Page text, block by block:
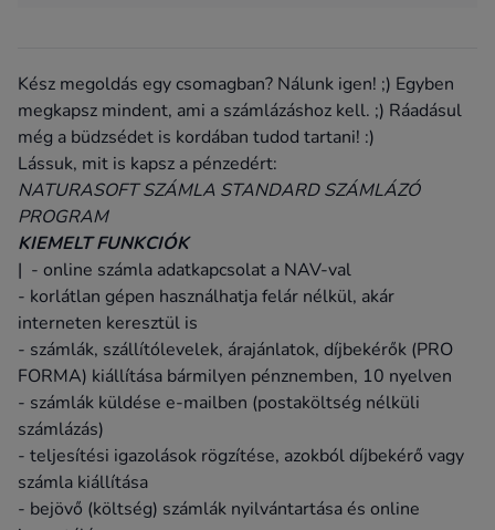
Kész megoldás egy csomagban? Nálunk igen! ;) Egyben
megkapsz mindent, ami a számlázáshoz kell. ;) Ráadásul
még a büdzsédet is kordában tudod tartani! :)
Lássuk, mit is kapsz a pénzedért:
NATURASOFT SZÁMLA STANDARD SZÁMLÁZÓ
PROGRAM
KIEMELT FUNKCIÓK
| - online számla adatkapcsolat a NAV-val
- korlátlan gépen használhatja felár nélkül, akár
interneten keresztül is
- számlák, szállítólevelek, árajánlatok, díjbekérők (PRO
FORMA) kiállítása bármilyen pénznemben, 10 nyelven
- számlák küldése e-mailben (postaköltség nélküli
számlázás)
- teljesítési igazolások rögzítése, azokból díjbekérő vagy
számla kiállítása
- bejövő (költség) számlák nyilvántartása és online